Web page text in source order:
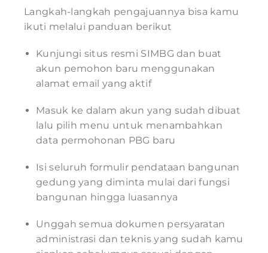
Langkah-langkah pengajuannya bisa kamu
ikuti melalui panduan berikut
Kunjungi situs resmi SIMBG dan buat
akun pemohon baru menggunakan
alamat email yang aktif
Masuk ke dalam akun yang sudah dibuat
lalu pilih menu untuk menambahkan
data permohonan PBG baru
Isi seluruh formulir pendataan bangunan
gedung yang diminta mulai dari fungsi
bangunan hingga luasannya
Unggah semua dokumen persyaratan
administrasi dan teknis yang sudah kamu